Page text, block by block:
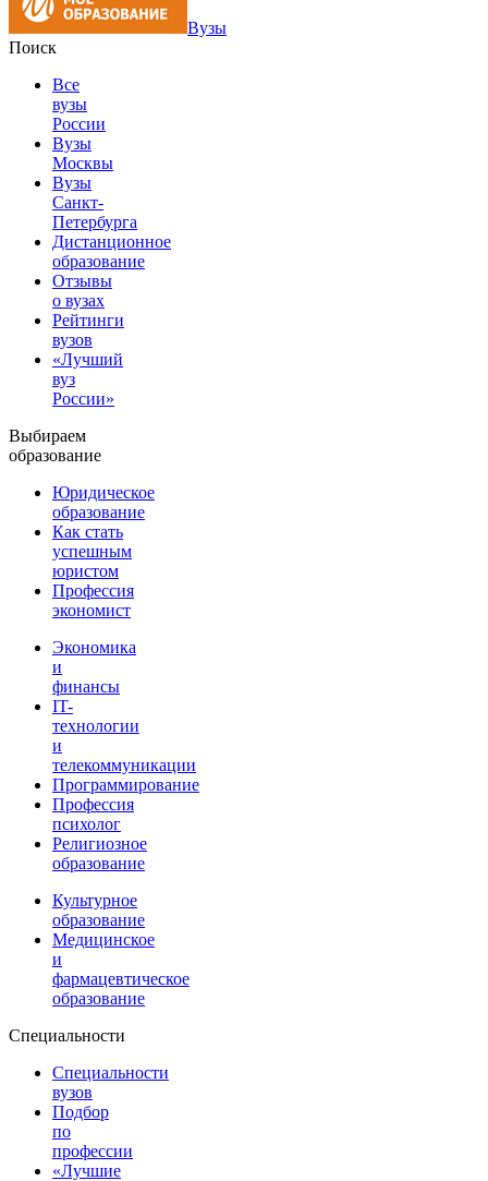
Вузы
Поиск
Все
вузы
России
Вузы
Москвы
Вузы
Санкт-
Петербурга
Дистанционное
образование
Отзывы
о вузах
Рейтинги
вузов
«Лучший
вуз
России»
Выбираем
образование
Юридическое
образование
Как стать
успешным
юристом
Профессия
экономист
Экономика
и
финансы
IT-
технологии
и
телекоммуникации
Программирование
Профессия
психолог
Религиозное
образование
Культурное
образование
Медицинское
и
фармацевтическое
образование
Специальности
Специальности
вузов
Подбор
по
профессии
«Лучшие